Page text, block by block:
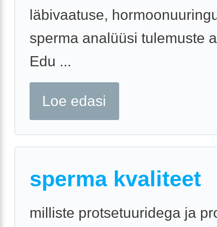
läbivaatuse,
sperma analüüsi tulemuste
Edu ...
Loe edasi
sperma kvaliteet
milliste protsetuuridega ja